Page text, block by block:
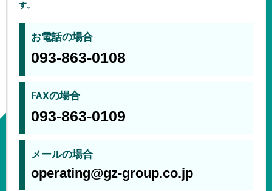
す。
お電話の場合
093-863-0108
FAXの場合
093-863-0109
メールの場合
operating@gz-group.co.jp